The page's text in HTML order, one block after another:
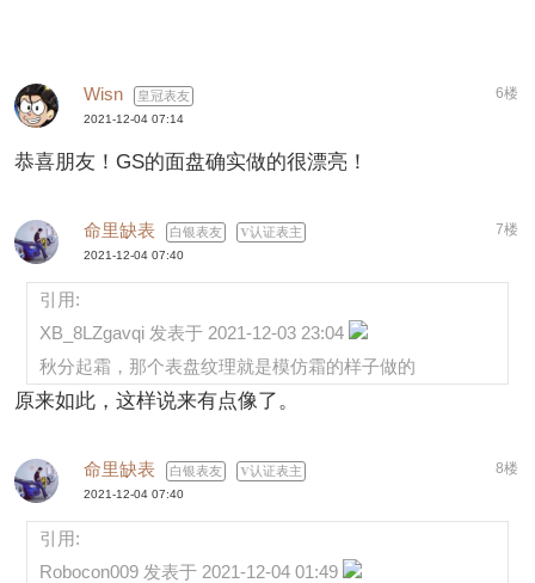
Wisn 皇冠表友 6楼
2021-12-04 07:14
恭喜朋友！GS的面盘确实做的很漂亮！
命里缺表 白银表友 认证表主 7楼
2021-12-04 07:40
引用:
XB_8LZgavqi 发表于 2021-12-03 23:04
秋分起霜，那个表盘纹理就是模仿霜的样子做的
原来如此，这样说来有点像了。
命里缺表 白银表友 认证表主 8楼
2021-12-04 07:40
引用:
Robocon009 发表于 2021-12-04 01:49